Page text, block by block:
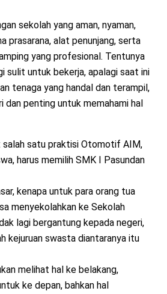
sekolah yang aman, nyaman,
prasarana, alat penunjang, serta
yang profesional. Tentunya
sulit untuk bekerja, apalagi saat ini
tenaga yang handal dan terampil,
dan penting untuk memahami hal
satu praktisi Otomotif AIM,
harus memilih SMK I Pasundan
kenapa untuk para orang tua
menyekolahkan ke Sekolah
lagi bergantung kepada negeri,
kejuruan swasta diantaranya itu
melihat hal ke belakang,
ke depan, bahkan hal